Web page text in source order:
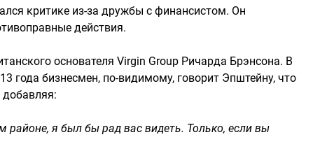
критике из-за дружбы с финансистом. Он
действия.
основателя Virgin Group Ричарда Брэнсона. В
года бизнесмен, по-видимому, говорит Эпштейну, что
добавляя:
районе, я был бы рад вас видеть. Только, если вы